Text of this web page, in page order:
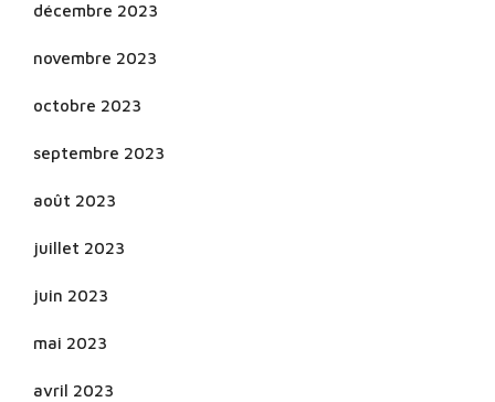
décembre 2023
novembre 2023
octobre 2023
septembre 2023
août 2023
juillet 2023
juin 2023
mai 2023
avril 2023